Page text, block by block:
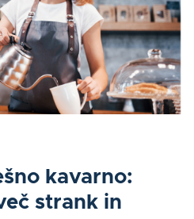
kavarno:
strank in